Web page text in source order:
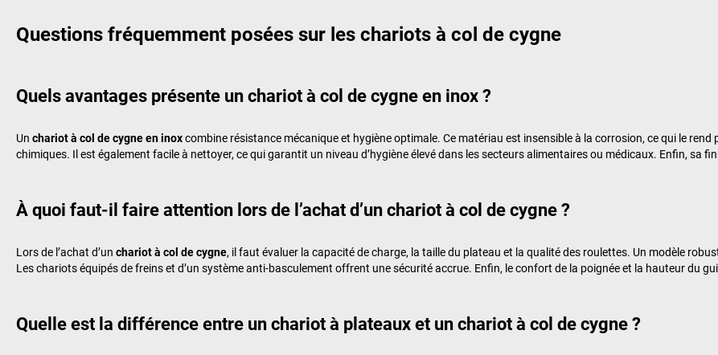
Questions fréquemment posées sur les chariots à col de cygne
Quels avantages présente un chariot à col de cygne en inox ?
Un chariot à col de cygne en inoxcombine résistance mécanique et hygiène optimale. Ce matériau est insensible à la corrosion, ce qui le
chimiques. Il est également facile à nettoyer, ce qui garantit un niveau d’hygiène élevé dans les secteurs alimentaires ou médicaux. Enfin, sa
À quoi faut-il faire attention lors de l’achat d’un chariot à col de cygne ?
Lors de l’achat d’un chariot à col de cygne, il faut évaluer la capacité de charge, la taille du plateau et la qualité des roulettes. Un modèle
Les chariots équipés de freins et d’un système anti-basculement offrent une sécurité accrue. Enfin, le confort de la poignée et la hauteur du
Quelle est la différence entre un chariot à plateaux et un chariot à col de cygne ?